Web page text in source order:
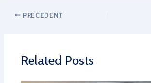
PRÉCÉDENT
Related Posts